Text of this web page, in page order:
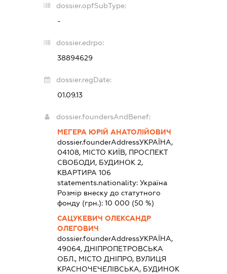
dossier.opfSubType:
-
dossier.edrpo:
38894629
dossier.regDate:
01.09.13
dossier.foundersAndBenef:
МЕГЕРА ЮРІЙ АНАТОЛІЙОВИЧ
dossier.founderAddressУКРАЇНА,
04108, МІСТО КИЇВ, ПРОСПЕКТ
СВОБОДИ, БУДИНОК 2,
КВАРТИРА 106
statements.nationality:Україна
Розмір внеску до статутного
фонду (грн.):10 000 (50 %)
САЦУКЕВИЧ ОЛЕКСАНДР
ОЛЕГОВИЧ
dossier.founderAddressУКРАЇНА,
49064, ДНІПРОПЕТРОВСЬКА
ОБЛ., МІСТО ДНІПРО, ВУЛИЦЯ
КРАСНОЧЕЧЕЛІВСЬКА, БУДИНОК